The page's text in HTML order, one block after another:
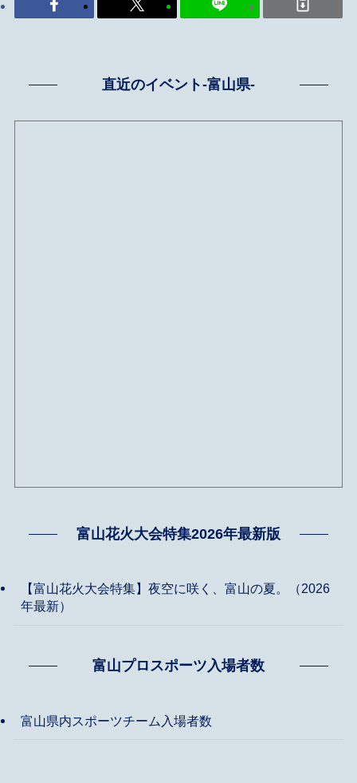
直近のイベント-富山県-
富山花火大会特集2026年最新版
【富山花火大会特集】夜空に咲く、富山の夏。（2026
年最新）
富山プロスポーツ入場者数
富山県内スポーツチーム入場者数